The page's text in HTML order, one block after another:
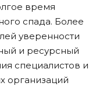
время
спада. Более
уверенности
и ресурсный
специалистов и
организаций